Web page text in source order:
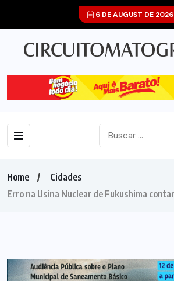
6 DE AUGUST DE 2026
Home
Cidades
Erro na Usina Nuclear de Fukushima